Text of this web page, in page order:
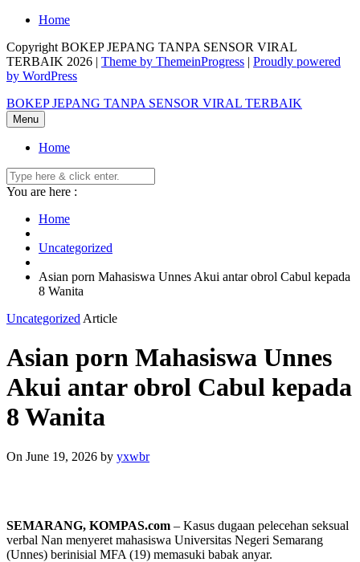
Skip
content
Home
Copyright BOKEP JEPANG TANPA SENSOR VIRAL
TERBAIK 2026 | Theme by ThemeinProgress | Proudly powered
by WordPress
BOKEP JEPANG TANPA SENSOR VIRAL TERBAIK
Menu
Home
You are here :
Home
Uncategorized
Asian porn Mahasiswa Unnes Akui antar obrol Cabul kepada
8 Wanita
Uncategorized Article
Asian porn Mahasiswa Unnes
Akui antar obrol Cabul kepada
8 Wanita
On June 19, 2026 by yxwbr
SEMARANG, KOMPAS.com – Kasus dugaan pelecehan seksual
verbal Nan menyeret mahasiswa Universitas Negeri Semarang
(Unnes) berinisial MFA (19) memasuki babak anyar.